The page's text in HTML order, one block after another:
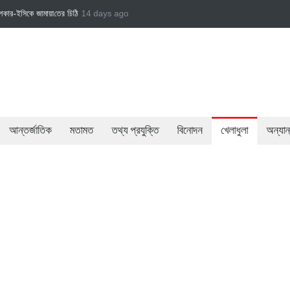
এমপি গাজী নজরুল ইসলামকে দল থেকে বহিষ্কার বেসরকারি খাতের গতিশীলতায় অর্থনীতি গড়ে
14 days ago
আন্তর্জাতিক মতামত তথ্য প্রযুক্তি বিনোদন খেলাধুলা